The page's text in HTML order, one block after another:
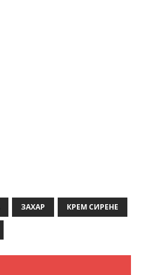
ЗАХАР КРЕМ СИРЕНЕ